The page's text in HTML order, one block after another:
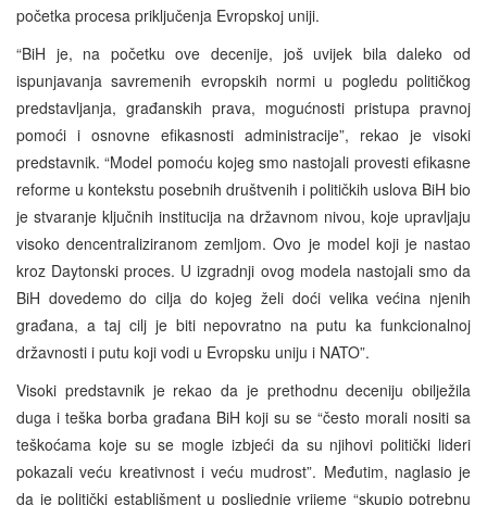
početka procesa priključenja Evropskoj uniji.
“BiH je, na početku ove decenije, još uvijek bila daleko od
ispunjavanja savremenih evropskih normi u pogledu političkog
predstavljanja, građanskih prava, mogućnosti pristupa pravnoj
pomoći i osnovne efikasnosti administracije”, rekao je visoki
predstavnik. “Model pomoću kojeg smo nastojali provesti efikasne
reforme u kontekstu posebnih društvenih i političkih uslova BiH bio
je stvaranje ključnih institucija na državnom nivou, koje upravljaju
visoko dencentraliziranom zemljom. Ovo je model koji je nastao
kroz Daytonski proces. U izgradnji ovog modela nastojali smo da
BiH dovedemo do cilja do kojeg želi doći velika većina njenih
građana, a taj cilj je biti nepovratno na putu ka funkcionalnoj
državnosti i putu koji vodi u Evropsku uniju i NATO”.
Visoki predstavnik je rekao da je prethodnu deceniju obilježila
duga i teška borba građana BiH koji su se “često morali nositi sa
teškoćama koje su se mogle izbjeći da su njihovi politički lideri
pokazali veću kreativnost i veću mudrost”. Međutim, naglasio je
da je politički establišment u posljednje vrijeme “skupio potrebnu